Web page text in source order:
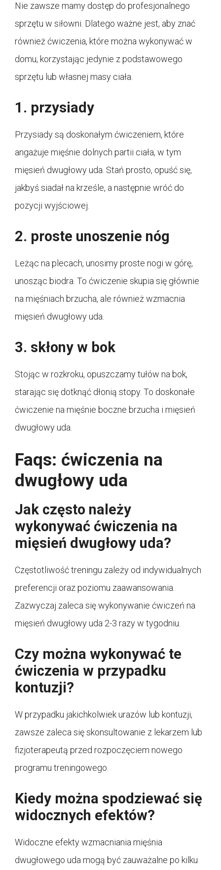
Nie zawsze mamy dostęp do profesjonalnego
sprzętu w siłowni. Dlatego ważne jest, aby znać
również ćwiczenia, które można wykonywać w
domu, korzystając jedynie z podstawowego
sprzętu lub własnej masy ciała.
1. przysiady
Przysiady są doskonałym ćwiczeniem, które
angażuje mięśnie dolnych partii ciała, w tym
mięsień dwugłowy uda. Stań prosto, opuść się,
jakbyś siadał na krześle, a następnie wróć do
pozycji wyjściowej.
2. proste unoszenie nóg
Leżąc na plecach, unosimy proste nogi w górę,
unosząc biodra. To ćwiczenie skupia się głównie
na mięśniach brzucha, ale również wzmacnia
mięsień dwugłowy uda.
3. skłony w bok
Stojąc w rozkroku, opuszczamy tułów na bok,
starając się dotknąć dłonią stopy. To doskonałe
ćwiczenie na mięśnie boczne brzucha i mięsień
dwugłowy uda.
Faqs: ćwiczenia na
dwugłowy uda
Jak często należy
wykonywać ćwiczenia na
mięsień dwugłowy uda?
Częstotliwość treningu zależy od indywidualnych
preferencji oraz poziomu zaawansowania.
Zazwyczaj zaleca się wykonywanie ćwiczeń na
mięsień dwugłowy uda 2-3 razy w tygodniu.
Czy można wykonywać te
ćwiczenia w przypadku
kontuzji?
W przypadku jakichkolwiek urazów lub kontuzji,
zawsze zaleca się skonsultowanie z lekarzem lub
fizjoterapeutą przed rozpoczęciem nowego
programu treningowego.
Kiedy można spodziewać się
widocznych efektów?
Widoczne efekty wzmacniania mięśnia
dwugłowego uda mogą być zauważalne po kilku